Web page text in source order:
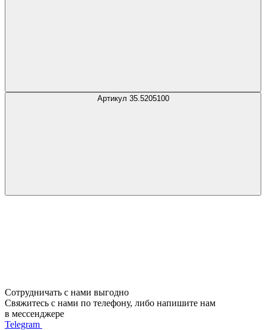
Артикул 35.5205100
Сотрудничать с нами выгодно
Свяжитесь с нами по телефону, либо напишите нам
в мессенджере
Telegram